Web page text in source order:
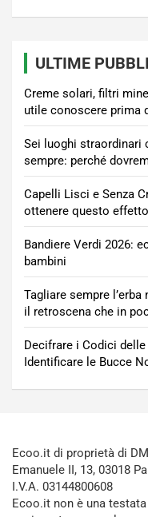
ULTIME
Creme solari, filtri
utile conoscere prima
Sei luoghi straordinari
sempre: perché
Capelli Lisci e Senza
ottenere questo effetto
Bandiere Verdi 2026:
bambini
Tagliare sempre
il retroscena che in
Decifrare i Codici
Identificare le Bucce
Ecoo.it di proprietà di
Emanuele II, 13, 03018
I.V.A. 03144800608
Ecoo.it non è una